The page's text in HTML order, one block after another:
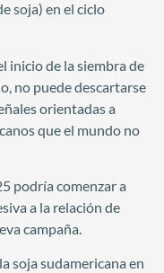
soja) en el ciclo
inicio de la siembra de
no puede descartarse
orientadas a
que el mundo no
podría comenzar a
a la relación de
campaña.
soja sudamericana en